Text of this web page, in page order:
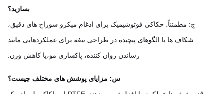
بسازید؟
ج: مطمئناً. حکاکی فوتوشیمیک برای ادغام میکرو سوراخ های دقیق،
شکاف ها یا الگوهای پیچیده در طراحی تیغه برای عملکردهایی مانند
رساندن روان کننده، پاکسازی مو،یا کاهش وزن.
س: مزایای پوشش های مختلف چیست؟